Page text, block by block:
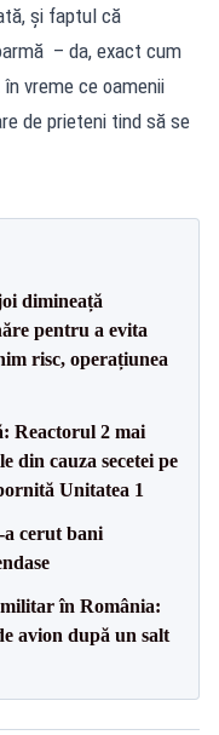
și faptul că
– da, exact cum
vreme ce oamenii
de prieteni tind să se
dimineață
pentru a evita
risc, operațiunea
Reactorul 2 mai
din cauza secetei pe
Unitatea 1
cerut bani
în România:
avion după un salt